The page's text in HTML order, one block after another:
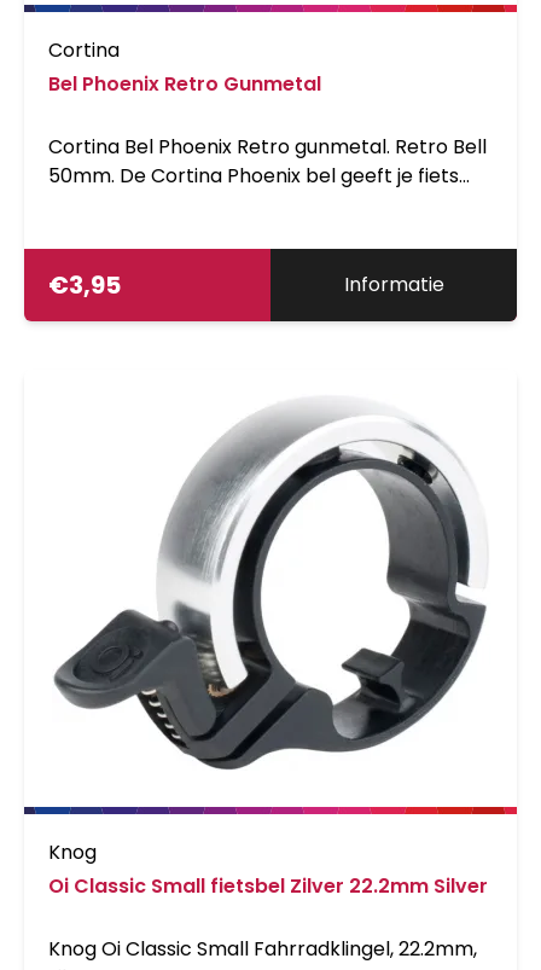
Cortina
Bel Phoenix Retro Gunmetal
Cortina Bel Phoenix Retro gunmetal. Retro Bell
50mm. De Cortina Phoenix bel geeft je fiets
verschillende kleuren te verkrijgen.
€3,95 Informatie
Knog
Oi Classic Small fietsbel Zilver 22.2mm Silver
Knog Oi Classic Small Fahrradklingel, 22.2mm,